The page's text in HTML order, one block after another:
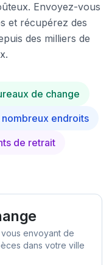
Envoyez-vous
et récupérez des
des milliers de
de change
endroits
de retrait
envoyant de
dans votre ville